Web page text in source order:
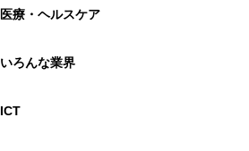
医療・ヘルスケア
いろんな業界
ICT